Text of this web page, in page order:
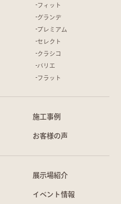
フィット
グランデ
プレミアム
セレクト
クラシコ
バリエ
フラット
施工事例
お客様の声
展示場紹介
イベント情報